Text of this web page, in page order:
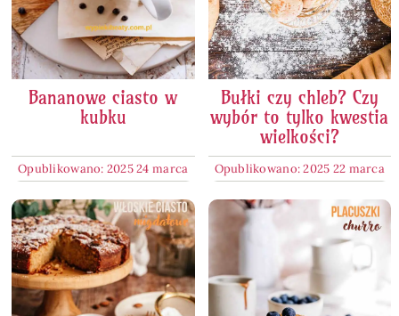
Bananowe ciasto w
kubku
Opublikowano: 2025 24 marca
Bułki czy chleb? Czy
wybór to tylko kwestia
wielkości?
Opublikowano: 2025 22 marca